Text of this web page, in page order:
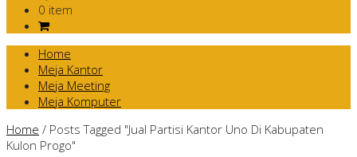
0 item
Home
Meja Kantor
Meja Meeting
Meja Komputer
Home / Posts Tagged "Jual Partisi Kantor Uno Di Kabupaten
Kulon Progo"